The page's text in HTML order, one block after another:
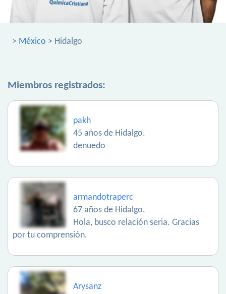
> México > Hidalgo
Miembros registrados:
pakh
45 años de Hidalgo.
denuedo
armandotraperc
67 años de Hidalgo.
Hola, busco relación seria. Gracias
por tu comprensión.
Arysanz